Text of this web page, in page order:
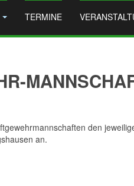
TERMINE
den
an.